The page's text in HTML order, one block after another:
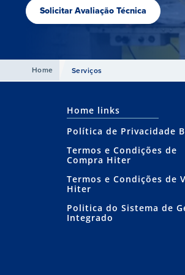
Solicitar Avaliação Técnica
Home Serviços
Home links
Política de Privacidade
Termos e Condições de
Compra Hiter
Termos e Condições de
Hiter
Politica do Sistema de
Integrado